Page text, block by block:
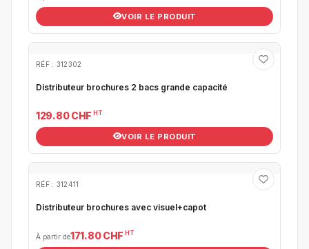
VOIR LE PRODUIT
RÉF : 312302
Distributeur brochures 2 bacs grande capacité
129.80 CHF HT
VOIR LE PRODUIT
RÉF : 312411
Distributeur brochures avec visuel+capot
À partir de171.80 CHF HT